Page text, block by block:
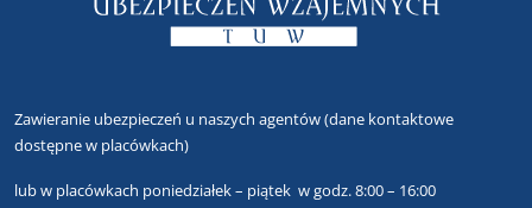
Zawieranie ubezpieczeń u naszych agentów(dane kontaktowe
dostępne w placówkach)
lubw placówkach poniedziałek – piątek w godz. 8:00 – 16:00